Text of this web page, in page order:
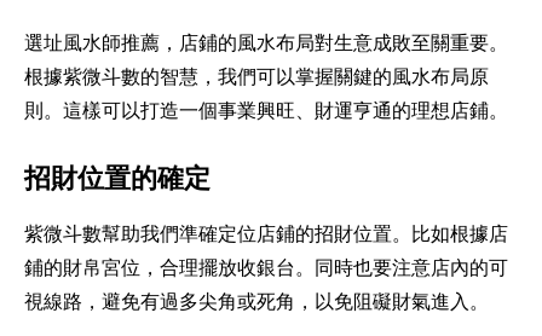
選址風水師推薦，店鋪的風水布局對生意成敗至關重要。
根據紫微斗數的智慧，我們可以掌握關鍵的風水布局原
則。這樣可以打造一個事業興旺、財運亨通的理想店鋪。
招財位置的確定
紫微斗數幫助我們準確定位店鋪的招財位置。比如根據店
鋪的財帛宮位，合理擺放收銀台。同時也要注意店內的可
視線路，避免有過多尖角或死角，以免阻礙財氣進入。